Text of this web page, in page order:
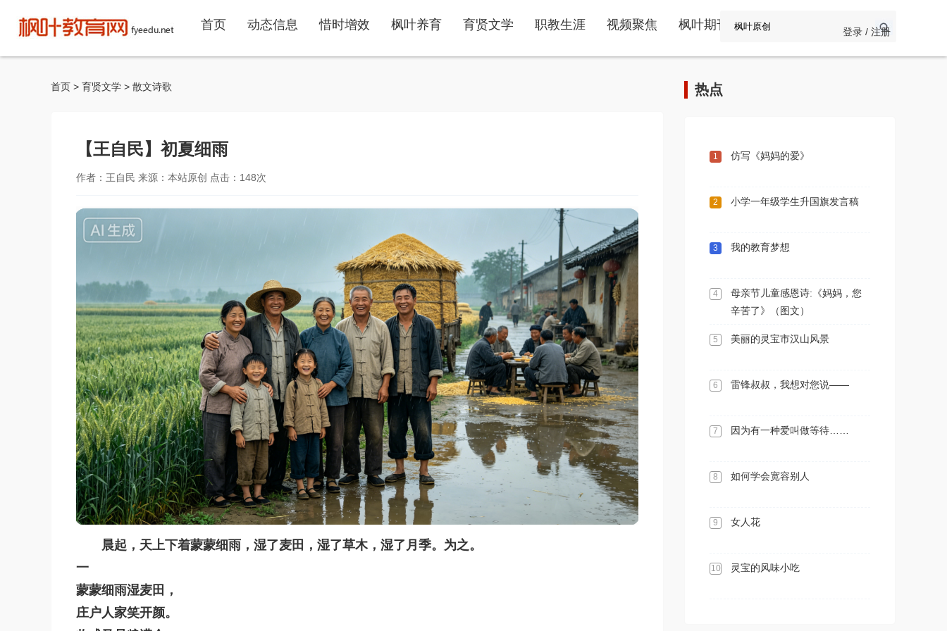
首页 动态信息 惜时增效 枫叶养育 育贤文学 职教生涯 视频聚焦 枫叶期刊 登录 / 注册
首页 > 育贤文学 > 散文诗歌
【王自民】初夏细雨
作者：王自民 来源：本站原创 点击： 148次
晨起，天上下着蒙蒙细雨，湿了麦田，湿了草木，湿了月季。为之。
一
蒙蒙细雨湿麦田，
庄户人家笑开颜。
热点
1 仿写《妈妈的爱》
2 小学一年级学生升国旗发言稿
3 我的教育梦想
4
母亲节儿童感恩诗:《妈妈，您
辛苦了》（图文）
5 美丽的灵宝市汉山风景
6 雷锋叔叔，我想对您说——
7 因为有一种爱叫做等待……
8 如何学会宽容别人
9 女人花
10 灵宝的风味小吃